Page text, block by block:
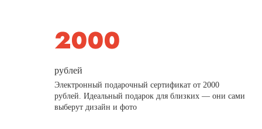
рублей
Электронный подарочный сертификат от 2000
рублей. Идеальный подарок для близких — они сами
выберут дизайн и фото